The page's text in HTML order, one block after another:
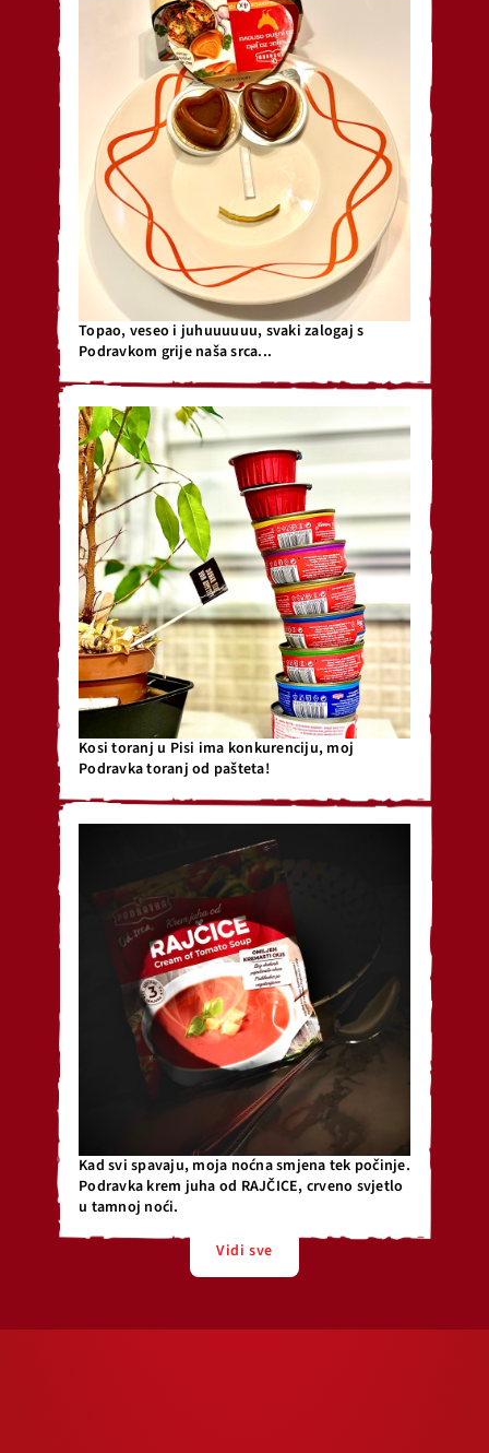
Topao, veseo i juhuuuuuu, svaki zalogaj s
Podravkom grije naša srca...
Kosi toranj u Pisi ima konkurenciju, moj
Podravka toranj od pašteta!
Kad svi spavaju, moja noćna smjena tek počinje.
Podravka krem juha od RAJČICE, crveno svjetlo
u tamnoj noći.
Vidi sve